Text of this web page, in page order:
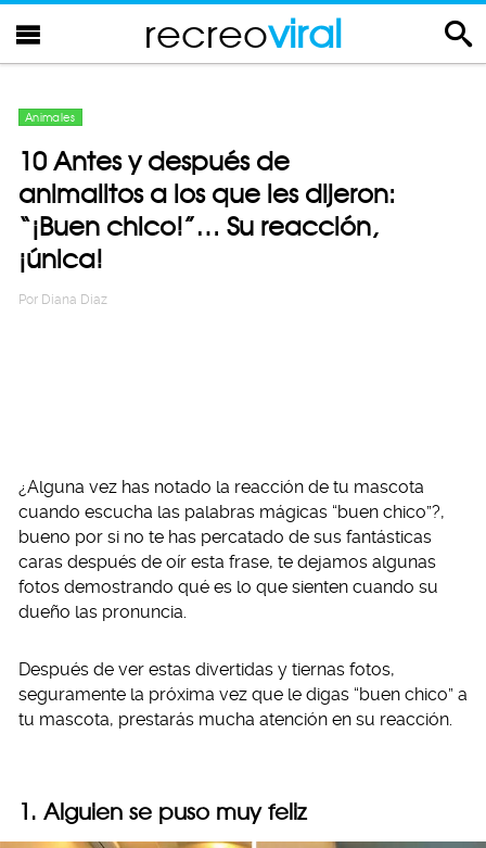
recreoviral
Animales
10 Antes y después de
animalitos a los que les dijeron:
“¡Buen chico!”… Su reacción,
¡única!
Por Diana Diaz
¿Alguna vez has notado la reacción de tu mascota
cuando escucha las palabras mágicas “buen chico”?,
bueno por si no te has percatado de sus fantásticas
caras después de oír esta frase, te dejamos algunas
fotos demostrando qué es lo que sienten cuando su
dueño las pronuncia.
Después de ver estas divertidas y tiernas fotos,
seguramente la próxima vez que le digas “buen chico” a
tu mascota, prestarás mucha atención en su reacción.
1. Alguien se puso muy feliz